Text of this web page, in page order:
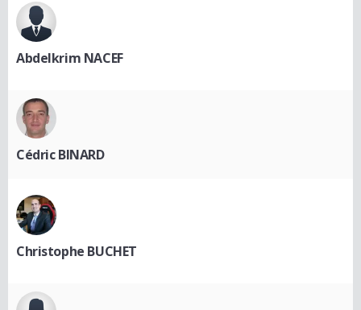
Abdelkrim NACEF
Cédric BINARD
Christophe BUCHET